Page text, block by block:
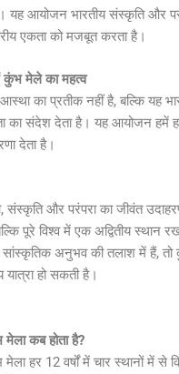
यह आयोजन भारतीय संस्कृति और
एकता को मजबूत करता है।
मेले का महत्व
का प्रतीक नहीं है, बल्कि यह
का संदेश देता है। यह आयोजन हमें
देता है।
और परंपरा का जीवंत
पूरे विश्व में एक अद्वितीय स्थान
सांस्कृतिक अनुभव की तलाश में हैं,
हो सकती है।
कब होता है?
हर 12 वर्षों में चार स्थानों में से